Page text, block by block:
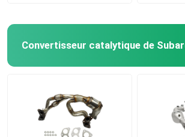
Convertisseur catalytique de